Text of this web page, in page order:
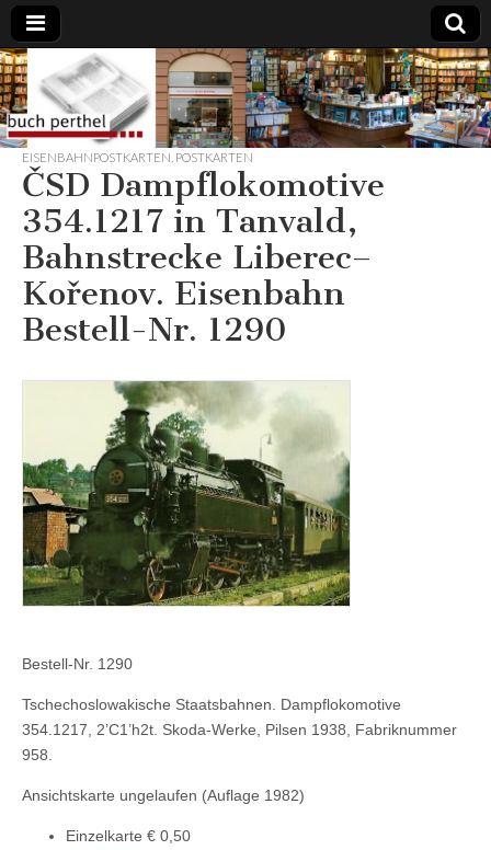
Buchhandlung
am Gasteig
EISENBAHNPOSTKARTEN POSTKARTEN
ČSD Dampflokomotive
354.1217 in Tanvald,
Bahnstrecke Liberec–
Kořenov. Eisenbahn
Bestell-Nr. 1290
Bestell-Nr. 1290
Tschechoslowakische Staatsbahnen. Dampflokomotive
354.1217, 2’C1’h2t. Skoda-Werke, Pilsen 1938, Fabriknummer
958.
Ansichtskarte ungelaufen (Auflage 1982)
Einzelkarte € 0,50